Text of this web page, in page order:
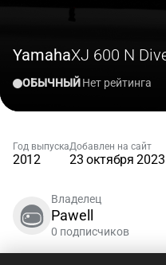
YamahaXJ 600 N
ОБЫЧНЫЙНет рейтинга
Год выпуска
2012
Добавлен на сайт
23 октября 2023
Владелец
Pawell
0 подписчиков